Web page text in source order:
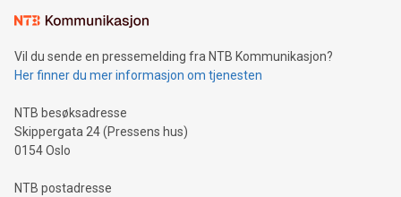
Vil du sende en pressemelding fra NTB Kommunikasjon?
Her finner du mer informasjon om tjenesten
NTB besøksadresse
Skippergata 24 (Pressens hus)
0154 Oslo
NTB postadresse